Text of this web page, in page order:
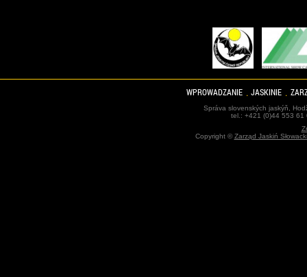
WPROWADZANIE JASKINIE
Správa slovenských jaskýň,
tel.: +421 (0)44 553
Copyright ©Zarząd Jaskiń